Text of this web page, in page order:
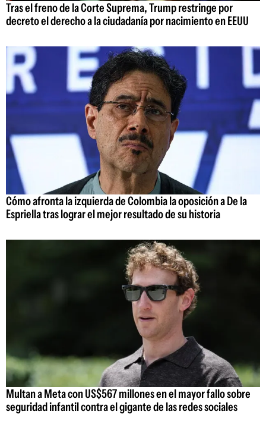
Tras el freno de la Corte Suprema, Trump restringe por
decreto el derecho a la ciudadanía por nacimiento en EEUU
Cómo afronta la izquierda de Colombia la oposición a De la
Espriella tras lograr el mejor resultado de su historia
Multan a Meta con US$567 millones en el mayor fallo sobre
seguridad infantil contra el gigante de las redes sociales